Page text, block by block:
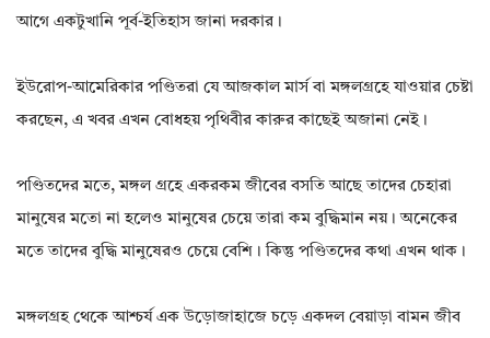
আগে একটুখানি পূর্ব-ইতিহাস জানা দরকার।
ইউরোপ-আমেরিকার পণ্ডিতরা যে আজকাল মার্স বা মঙ্গলগ্রহে যাওয়ার চেষ্টা
করছেন, এ খবর এখন বোধহয় পৃথিবীর কারুর কাছেই অজানা নেই।
পণ্ডিতদের মতে, মঙ্গল গ্রহে একরকম জীবের বসতি আছে তাদের চেহারা
মানুষের মতো না হলেও মানুষের চেয়ে তারা কম বুদ্ধিমান নয়। অনেকের
মতে তাদের বুদ্ধি মানুষেরও চেয়ে বেশি। কিন্তু পণ্ডিতদের কথা এখন থাক।
মঙ্গলগ্রহ থেকে আশ্চর্য এক উড়োজাহাজে চড়ে একদল বেয়াড়া বামন জীব